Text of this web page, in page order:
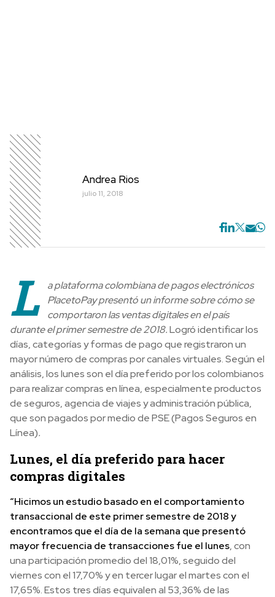
Andrea Rios
julio 11, 2018
L
a plataforma colombiana de pagos electrónicos
PlacetoPay presentó un informe sobre cómo se
comportaron las ventas digitales en el país
durante el primer semestre de 2018.Logró identificar los
días, categorías y formas de pago que registraron un
mayor número de compras por canales virtuales. Según el
análisis, los lunes son el día preferido por los colombianos
para realizar compras en línea, especialmente productos
de seguros, agencia de viajes y administración pública,
que son pagados por medio de PSE (Pagos Seguros en
Línea).
Lunes, el día preferido para hacer
compras digitales
“Hicimos un estudio basado en el comportamiento
transaccional de este primer semestre de 2018 y
encontramos que el día de la semana que presentó
mayor frecuencia de transacciones fue el lunes, con
una participación promedio del 18,01%, seguido del
viernes con el 17,70% y en tercer lugar el martes con el
17,65%. Estos tres días equivalen al 53,36% de las